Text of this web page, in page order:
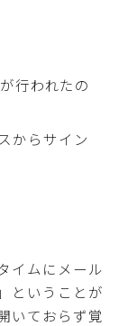
行われたの
からサイン
イムにメール
ということが
いておらず覚